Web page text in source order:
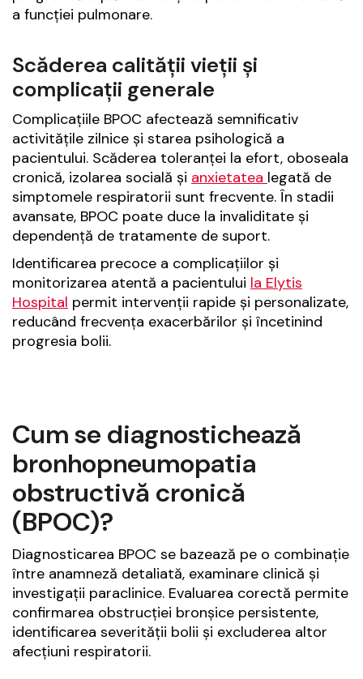
a funcției pulmonare.
Scăderea calității vieții și
complicații generale
Complicațiile BPOC afectează semnificativ
activitățile zilnice și starea psihologică a
pacientului. Scăderea toleranței la efort, oboseala
cronică, izolarea socială și anxietatea legată de
simptomele respiratorii sunt frecvente. În stadii
avansate, BPOC poate duce la invaliditate și
dependență de tratamente de suport.
Identificarea precoce a complicațiilor și
monitorizarea atentă a pacientului la Elytis
Hospital permit intervenții rapide și personalizate,
reducând frecvența exacerbărilor și încetinind
progresia bolii.
Cum se diagnostichează
bronhopneumopatia
obstructivă cronică
(BPOC)?
Diagnosticarea BPOC se bazează pe o combinație
între anamneză detaliată, examinare clinică și
investigații paraclinice. Evaluarea corectă permite
confirmarea obstrucției bronșice persistente,
identificarea severității bolii și excluderea altor
afecțiuni respiratorii.